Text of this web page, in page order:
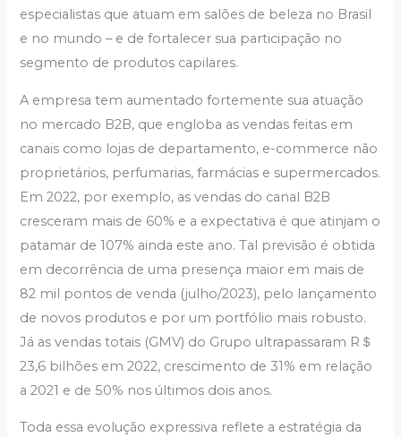
especialistas que atuam em salões de beleza no Brasil
e no mundo – e de fortalecer sua participação no
segmento de produtos capilares.
A empresa tem aumentado fortemente sua atuação
no mercado B2B, que engloba as vendas feitas em
canais como lojas de departamento, e-commerce não
proprietários, perfumarias, farmácias e supermercados.
Em 2022, por exemplo, as vendas do canal B2B
cresceram mais de 60% e a expectativa é que atinjam o
patamar de 107% ainda este ano. Tal previsão é obtida
em decorrência de uma presença maior em mais de
82 mil pontos de venda (julho/2023), pelo lançamento
de novos produtos e por um portfólio mais robusto.
Já as vendas totais (GMV) do Grupo ultrapassaram R＄
23,6 bilhões em 2022, crescimento de 31% em relação
a 2021 e de 50% nos últimos dois anos.
Toda essa evolução expressiva reflete a estratégia da